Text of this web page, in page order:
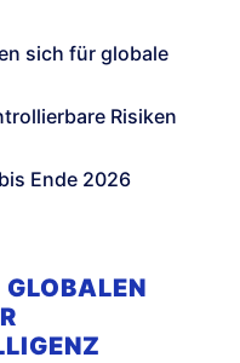
sich für globale
Risiken
Ende 2026
GLOBALEN